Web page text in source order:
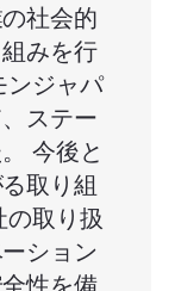
社会的
みを行
ンジャパ
ステー
今後と
取り組
取り扱
ション
性を備